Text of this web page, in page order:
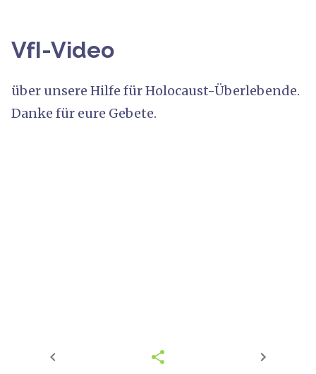
VfI-Video
über unsere Hilfe für Holocaust-Überlebende.
Danke für eure Gebete.